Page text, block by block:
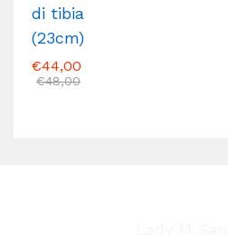
di tibia
(23cm)
€44,00
€48,00